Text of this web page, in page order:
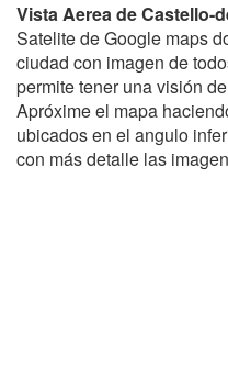
Vista Aerea de Castello-
Satelite de Google maps
ciudad con imagen de
permite tener una visión
Apróxime el mapa
ubicados en el angulo
con más detalle las